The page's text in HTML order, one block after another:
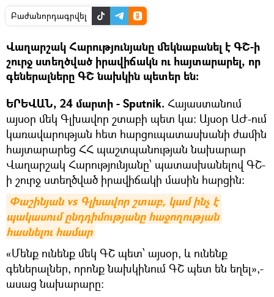
Բաժանորդագրվել
Վաղարշակ Հարությունյանը մեկնաբանել է ԳՇ-ի
շուրջ ստեղծված իրավիճակն ու հայտարարել, որ
գեներալները ԳՇ նախկին պետեր են:
ԵՐԵՎԱՆ, 24 մարտի - Sputnik. Հայաստանում
այսօր մեկ Գլխավոր շտաբի պետ կա: Այսօր ԱԺ-ում
կառավարության հետ հարցուպատասխանի ժամին
հայտարարեց ՀՀ պաշտպանության նախարար
Վաղարշակ Հարությունյանը՝ պատասխանելով ԳՇ-
ի շուրջ ստեղծված իրավիճակի մասին հարցին:
Փաշինյան vs Գլխավոր շտաբ, կամ ինչ է
պակասում ընդդիմությանը հաջողության
հասնելու համար
«Մենք ունենք մեկ ԳՇ պետ՝ այսօր, և ունենք
գեներալներ, որոնք նախկինում ԳՇ պետ են եղել»,-
ասաց նախարարը: